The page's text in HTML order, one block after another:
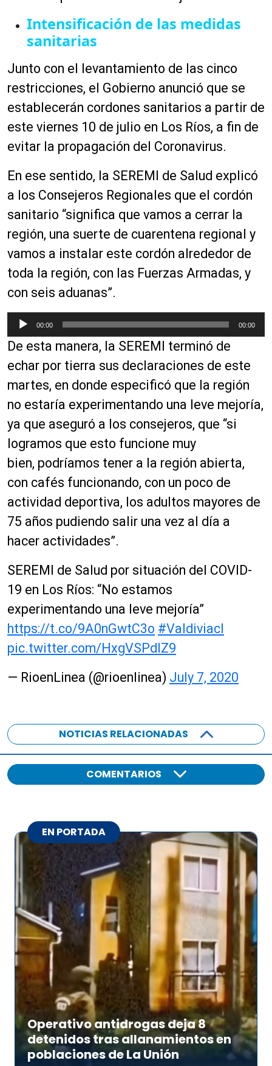
Intensificación de las medidas
sanitarias
Junto con el levantamiento de las cinco
restricciones, el Gobierno anunció que se
establecerán cordones sanitarios a partir de
este viernes 10 de julio en Los Ríos, a fin de
evitar la propagación del Coronavirus.
En ese sentido, la SEREMI de Salud explicó
a los Consejeros Regionales que el cordón
sanitario “significa que vamos a cerrar la
región, una suerte de cuarentena regional y
vamos a instalar este cordón alrededor de
toda la región, con las Fuerzas Armadas, y
con seis aduanas”.
e
p
r
d
u
c
t
o
r
d
a
u
d
o
00:00 00:00
De esta manera, la SEREMI terminó de
echar por tierra sus declaraciones de este
martes, en donde especificó que la región
no estaría experimentando una leve mejoría,
ya que aseguró a los consejeros, que “si
logramos que esto funcione muy
bien, podríamos tener a la región abierta,
con cafés funcionando, con un poco de
actividad deportiva, los adultos mayores de
75 años pudiendo salir una vez al día a
hacer actividades”.
SEREMI de Salud por situación del COVID-
19 en Los Ríos: “No estamos
experimentando una leve mejoría”
https://t.co/9A0nGwtC3o #Valdiviacl
pic.twitter.com/HxgVSPdlZ9
— RioenLinea (@rioenlinea) July 7, 2020
NOTICIAS RELACIONADAS
COMENTARIOS
EN PORTADA
Operativo antidrogas deja 8
detenidos tras allanamientos en
poblaciones de La Unión